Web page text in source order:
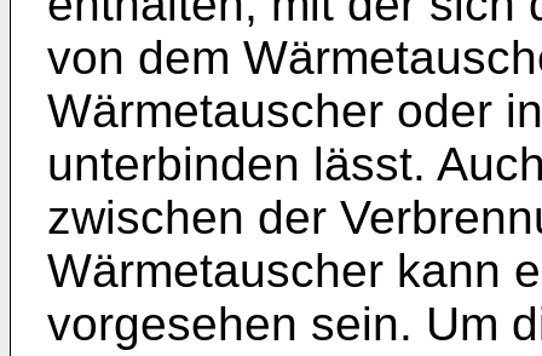
von dem
Wärmetauscher oder
unterbinden lässt.
zwischen der
Wärmetauscher kann
vorgesehen sein. Um